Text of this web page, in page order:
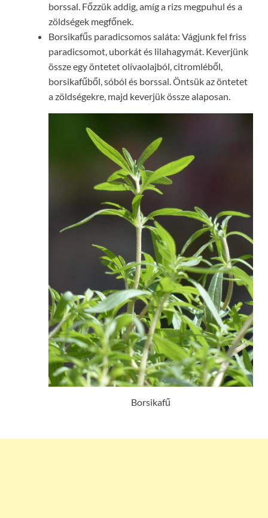
borssal. Főzzük addig, amíg a rizs megpuhul és a
zöldségek megfőnek.
Borsikafűs paradicsomos saláta: Vágjunk fel friss
paradicsomot, uborkát és lilahagymát. Keverjünk
össze egy öntetet olívaolajból, citromléből,
borsikafűből, sóból és borssal. Öntsük az öntetet
a zöldségekre, majd keverjük össze alaposan.
Borsikafű